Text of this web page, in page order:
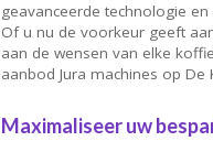
geavanceerde technologie
Of u nu de voorkeur geeft
aan de wensen van elke
aanbod Jura machines op
Maximaliseer uw